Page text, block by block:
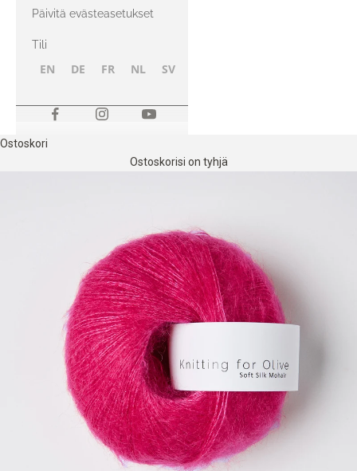
kanssa
Päivitä evästeasetukset
Tili
EN DE FR NL SV
Ostoskori
Ostoskorisi on tyhjä